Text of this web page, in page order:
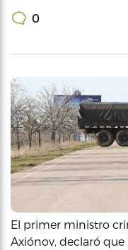
0
El primer ministro
Axiónov, declaró